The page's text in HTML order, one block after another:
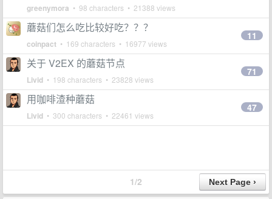
greenymora • 98 characters • 21388 views
蘑菇们怎么吃比较好吃？？？
coinpact • 169 characters • 16977 views
11
关于 V2EX 的蘑菇节点
Livid • 198 characters • 23828 views
71
用咖啡渣种蘑菇
Livid • 300 characters • 22461 views
47
1/2